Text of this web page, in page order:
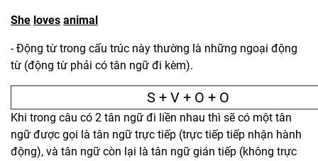
She loves animal
- Động từ trong cấu trúc này thường là những ngoại động
từ (động từ phải có tân ngữ đi kèm).
S + V + O + O
Khi trong câu có 2 tân ngữ đi liền nhau thì sẽ có một tân
ngữ được gọi là tân ngữ trực tiếp (trực tiếp tiếp nhận hành
động), và tân ngữ còn lại là tân ngữ gián tiếp (không trực